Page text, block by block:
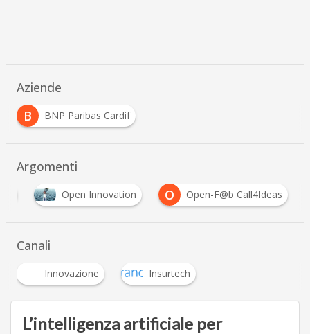
Aziende
B
BNP Paribas Cardif
Argomenti
Open Innovation O Open-F@b Call4Ideas
Canali
Innovazione Insurtech
L’intelligenza artificiale per